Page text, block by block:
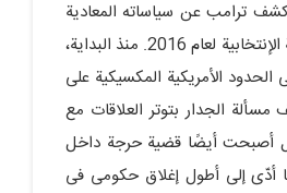
ترامب عن سیاساته المعادیة
للمهاجرین منذ الحملة الإنتخابیة لعام 2016. منذ البدایة،
الحدود الأمریکیة المکسیکیة على
الجدار بتوتر العلاقات مع
أصبحت أیضًا قضیة حرجة داخل
أدّى إلى أطول إغلاق حکومی فی